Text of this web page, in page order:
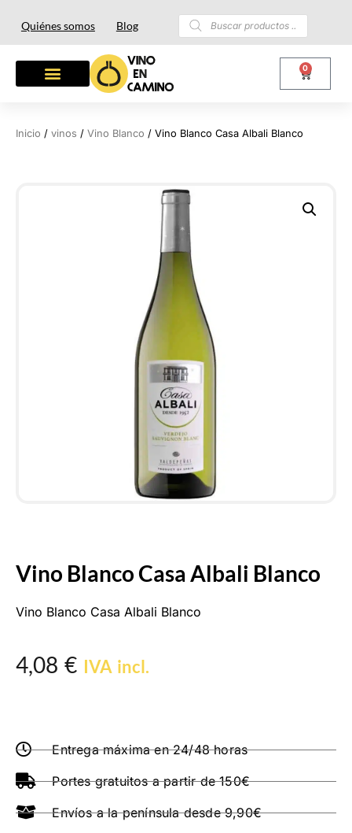
Quiénes somos Blog
0
Inicio / vinos / Vino Blanco / Vino Blanco Casa Albali Blanco
Vino Blanco Casa Albali Blanco
Vino Blanco Casa Albali Blanco
4,08 € IVA incl.
Entrega máxima en 24/48 horas
Portes gratuitos a partir de 150€
Envíos a la península desde 9,90€